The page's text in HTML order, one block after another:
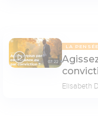
07:22
LA
Elisabeth